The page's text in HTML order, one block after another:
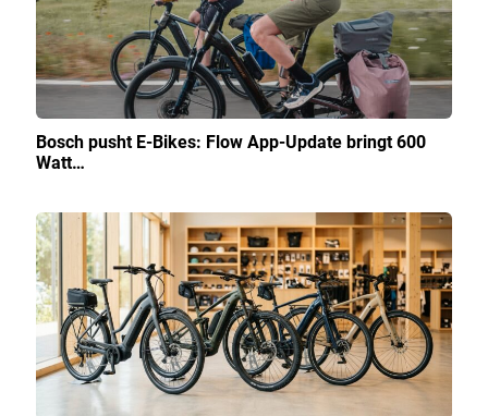
Bosch pusht E-Bikes: Flow App-Update bringt 600
Watt…